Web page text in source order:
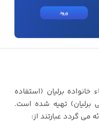
برلیان (استفاده
برلیان) تهیه شده است.
می گردد عبارتند از: